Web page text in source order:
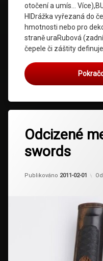
otočení a umís…
HIDrážka vyřezaná do
hmotnosti nebo pro
straně uraRubová
čepele či záštity
Odcizené
swords
Publikováno 2011-02-01 Od